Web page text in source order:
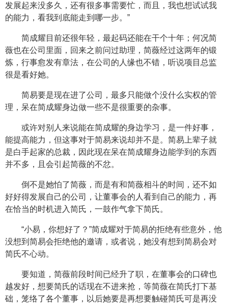
发展起来没多久，还有很多事需要忙，而且，我也想试试我
的能力，看我到底能走到哪一步。”
简成耀目前还很年轻，最起码还能在干个十年；何况简
薇也在公司里面，回来之前问过助理，简薇经过这两年的锻
炼，行事愈发有章法，在公司的人缘也不错，听说项目总监
很是看好她。
简易要是现在进了公司，最多只能做个没什么实权的管
理，呆在简成耀身边做一些不是很重要的杂事。
或许对别人来说能在简成耀的身边学习，是一件好事，
能提高能力，但这事对于简易来说却并不是。简易上辈子就
是白手起家的总裁，因此现在呆在简成耀身边能学到的东西
并不多，且会引起简薇的不忿。
倒不是她怕了简薇，而是有和简薇相斗的时间，还不如
好好得发展自己的公司，让董事会的人看到自己的能力，再
在恰当的时机进入简氏，一鼓作气拿下简氏。
“小易，你想好了？”简成耀对于简易的拒绝有些意外，他
没想到简易会拒绝他的邀请，或者说，她没有想到简易会对
简氏不心动。
要知道，简薇前段时间已经升了职，在董事会的口碑也
越发好，想要简氏的话现在不进来抢，等简薇在简氏打下基
础，笼络了各个董事，以后她要是再想要触碰简氏可是再没